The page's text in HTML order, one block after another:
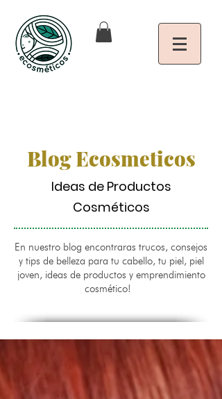
Blog Ecosmeticos
Ideas de Productos
Cosméticos
En nuestro blog encontraras trucos, consejos
y tips de belleza para tu cabello, tu piel, piel
joven, ideas de productos y emprendimiento
cosmético!